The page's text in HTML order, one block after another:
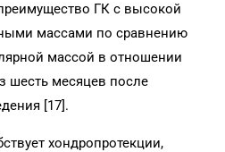
ГК с высокой
массами по сравнению
массой в отношении
шесть месяцев после
[17].
хондропротекции,